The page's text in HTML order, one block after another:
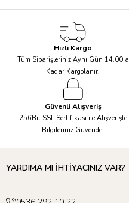
Hızlı Kargo
Tüm Siparişleriniz Aynı Gün 14.00'a
Kadar Kargolanır.
Güvenli Alışveriş
256Bit SSL Sertifikası ile Alışverişte
Bilgileriniz Güvende.
YARDIMA MI İHTİYACINIZ VAR?